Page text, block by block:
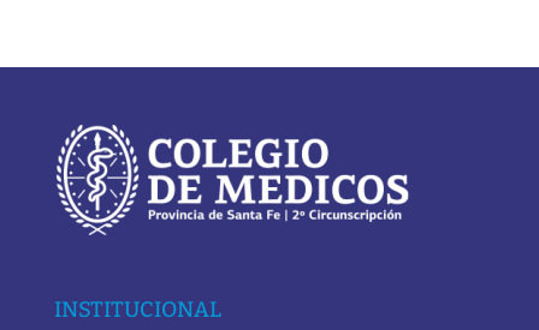
INSTITUCIONAL